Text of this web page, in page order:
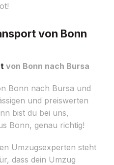
von Bonn
von Bonn nach Bursa
Bonn nach Bursa und
und preiswerten
bist du bei uns,
Bonn, genau richtig!
Umzugsexperten steht
dass dein Umzug